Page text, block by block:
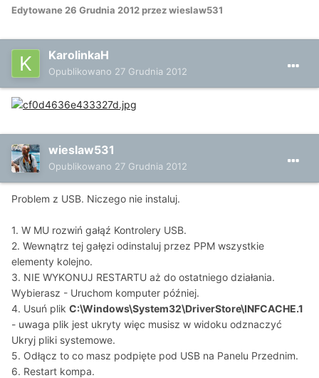
Edytowane 26 Grudnia 2012przez wieslaw531
KarolinkaH
Opublikowano 27 Grudnia 2012
wieslaw531
Opublikowano 27 Grudnia 2012
Problem z USB. Niczego nie instaluj.
1. W MU rozwiń gałąź Kontrolery USB.
2. Wewnątrz tej gałęzi odinstaluj przez PPM wszystkie
elementy kolejno.
3. NIE WYKONUJ RESTARTU aż do ostatniego działania.
Wybierasz - Uruchom komputer później.
4. Usuń plik C:\Windows\System32\DriverStore\INFCACHE.1
- uwaga plik jest ukryty więc musisz w widoku odznaczyć
Ukryj pliki systemowe.
5. Odłącz to co masz podpięte pod USB na Panelu Przednim.
6. Restart kompa.